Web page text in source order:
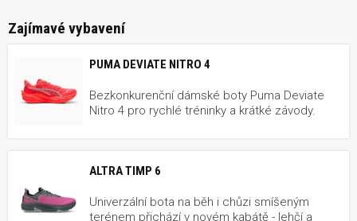
Zajímavé vybavení
PUMA DEVIATE NITRO 4
Bezkonkurenční dámské boty Puma Deviate
Nitro 4 pro rychlé tréninky a krátké závody.
ALTRA TIMP 6
Univerzální bota na běh i chůzi smíšeným
terénem přichází v novém kabátě - lehčí a